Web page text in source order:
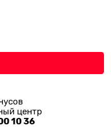
центр
10 36